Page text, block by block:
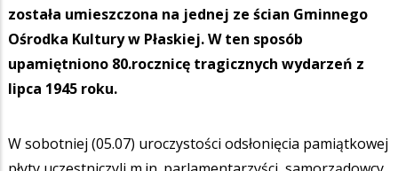
została umieszczona na jednej ze ścian Gminnego
Ośrodka Kultury w Płaskiej. W ten sposób
upamiętniono 80.rocznicę tragicznych wydarzeń z
lipca 1945 roku.
W sobotniej (05.07) uroczystości odsłonięcia pamiątkowej